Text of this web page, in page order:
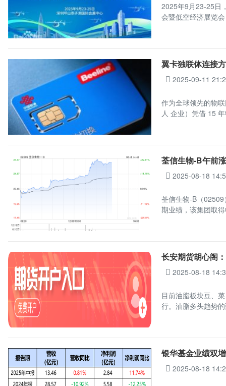
2025年9月23-25日
会暨低空经济展览
翼卡独联体连接
2025-09-11
作为全球领先的物
人 企业）凭借 15
荃信生物-B午前
2025-08-18
荃信生物-B（
期业绩，该集团取
长安期货胡心阁
2025-08-18
目前油脂板块豆、
行。油脂多头趋势
银华基金业绩双
2025-08-18